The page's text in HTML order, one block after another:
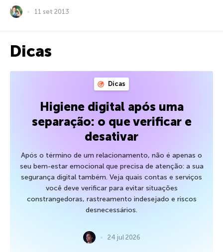
11 set 2013
Dicas
Dicas
Higiene digital após uma
separação: o que verificar e
desativar
Após o término de um relacionamento, não é apenas o
seu bem-estar emocional que precisa de atenção: a sua
segurança digital também. Veja quais contas e serviços
você deve verificar para evitar situações
constrangedoras, rastreamento indesejado e riscos
desnecessários.
24 jul 2026